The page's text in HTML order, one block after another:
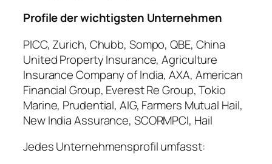
Profile der wichtigsten Unternehmen
PICC, Zurich, Chubb, Sompo, QBE, China
United Property Insurance, Agriculture
Insurance Company of India, AXA, American
Financial Group, Everest Re Group, Tokio
Marine, Prudential, AIG, Farmers Mutual Hail,
New India Assurance, SCORMPCI, Hail
Jedes Unternehmensprofil umfasst: